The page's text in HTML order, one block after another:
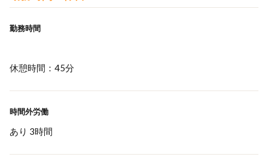
勤務時間
休憩時間：45分
時間外労働
あり 3時間